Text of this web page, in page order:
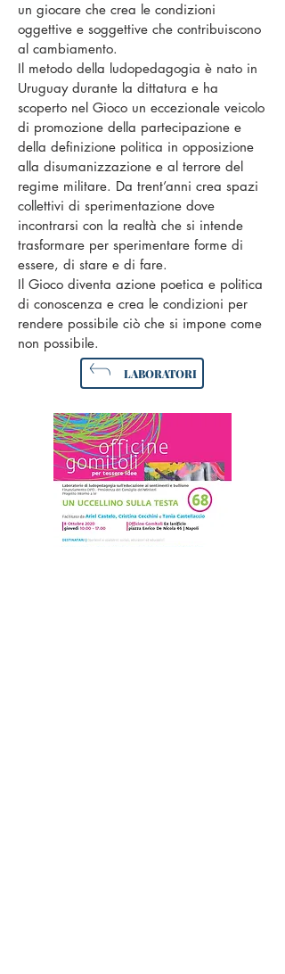
un giocare che crea le condizioni
oggettive e soggettive che contribuiscono
al cambiamento.
Il metodo della ludopedagogia è nato in
Uruguay durante la dittatura e ha
scoperto nel Gioco un eccezionale veicolo
di promozione della partecipazione e
della definizione politica in opposizione
alla disumanizzazione e al terrore del
regime militare. Da trent’anni crea spazi
collettivi di sperimentazione dove
incontrarsi con la realtà che si intende
trasformare per sperimentare forme di
essere, di stare e di fare.
Il Gioco diventa azione poetica e politica
di conoscenza e crea le condizioni per
rendere possibile ciò che si impone come
non possibile.
LABORATORI